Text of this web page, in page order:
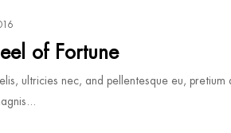
of Fortune
ultricies nec, and pellentesque eu, pretium